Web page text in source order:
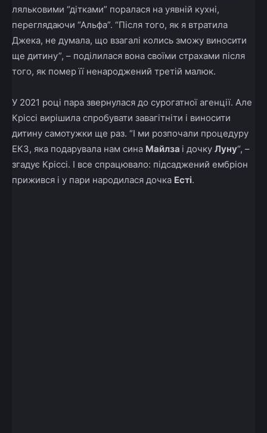
ляльковими “дітками” поралася на уявній кухні,
переглядаючи “Альфа”. “Після того, як я втратила
Джека, не думала, що взагалі колись зможу виносити
ще дитину”, – поділилася вона своїми страхами після
того, як помер її ненароджений третій малюк.
У 2021 році пара звернулася до сурогатної агенції. Але
Кріссі вирішила спробувати завагітніти і виносити
дитину самотужки ще раз. “І ми розпочали процедуру
ЕКЗ, яка подарувала нам сина Майлза і дочку Луну“, –
згадує Кріссі. І все спрацювало: підсаджений ембріон
прижився і у пари народилася дочка Есті.